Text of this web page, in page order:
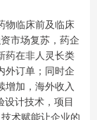
物临床前及临床
市场复苏，药企
药在非人灵长类
外订单；同时企
增加，海外收入
设计技术，项目
术赋能让企业的